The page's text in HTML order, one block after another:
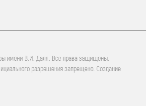
имени В.И. Даля. Все права защищены.
разрешения запрещено. Создание